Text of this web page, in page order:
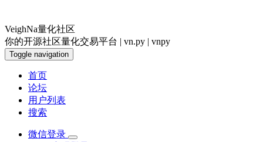
VeighNa量化社区
你的开源社区量化交易平台 | vn.py | vnpy
Toggle navigation
首页
论坛
用户列表
搜索
微信登录